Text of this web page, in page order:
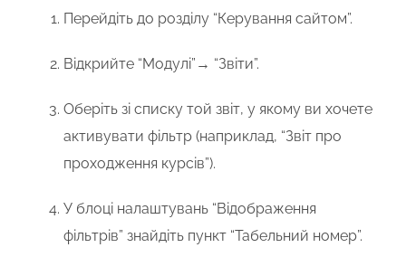
Перейдіть до розділу “Керування сайтом”.
Відкрийте “Модулі”→ “Звіти”.
Оберіть зі списку той звіт, у якому ви хочете
активувати фільтр (наприклад, “Звіт про
проходження курсів”).
У блоці налаштувань “Відображення
фільтрів” знайдіть пункт “Табельний номер”.